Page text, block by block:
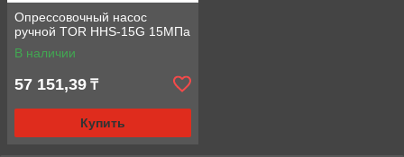
Опрессовочный насос
ручной TOR HHS-15G 15МПа
В наличии
57 151,39 ₸
Купить